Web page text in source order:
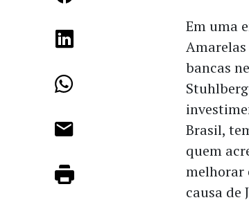
Em uma
Amarelas
bancas
Brasil,
quem
melhorar
causa de